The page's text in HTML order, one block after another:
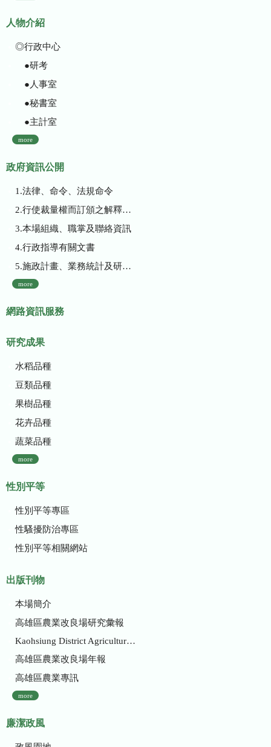
人物介紹
◎行政中心
●研考
●人事室
●秘書室
●主計室
more
政府資訊公開
1.法律、命令、法規命令
2.行使裁量權而訂頒之解釋性規定及裁量基準
3.本場組織、職掌及聯絡資訊
4.行政指導有關文書
5.施政計畫、業務統計及研究報告
more
網路資訊服務
研究成果
水稻品種
豆類品種
果樹品種
花卉品種
蔬菜品種
more
性別平等
性別平等專區
性騷擾防治專區
性別平等相關網站
出版刊物
本場簡介
高雄區農業改良場研究彙報
Kaohsiung District Agricultural Research and Extension Station
高雄區農業改良場年報
高雄區農業專訊
more
廉潔政風